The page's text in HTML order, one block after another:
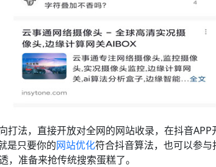
打法，直接开放对全网的网站收录，在抖音APP
是只要你的网站优化符合抖音算法，也可以参与
准备来抢传统搜索蛋糕了。